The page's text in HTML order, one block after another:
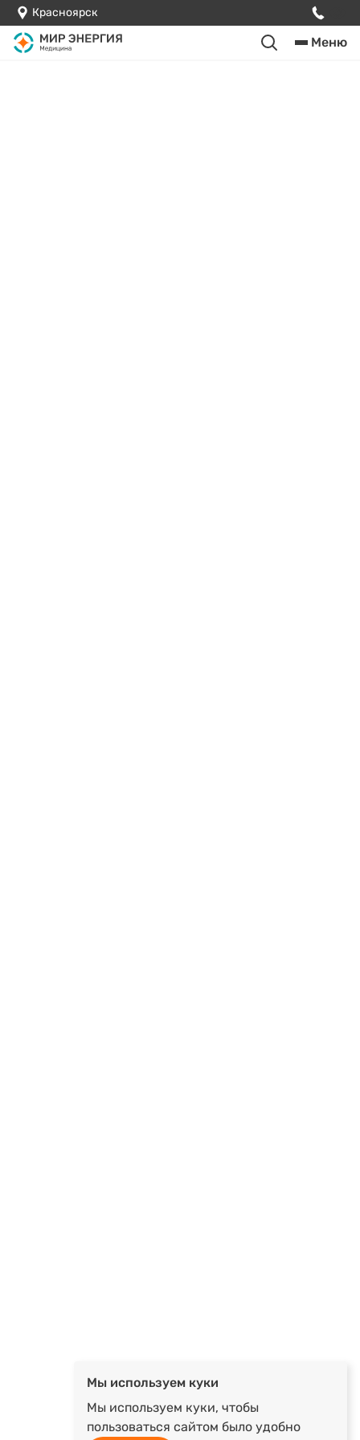
Красноярск
Меню
Мы используем куки
Мы используем куки, чтобы
пользоваться сайтом было удобно